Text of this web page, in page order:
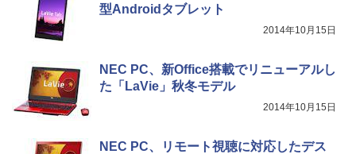
型Androidタブレット
2014年10月15日
NEC PC、新Office搭載でリニューアルし
た「LaVie」秋冬モデル
2014年10月15日
NEC PC、リモート視聴に対応したデス